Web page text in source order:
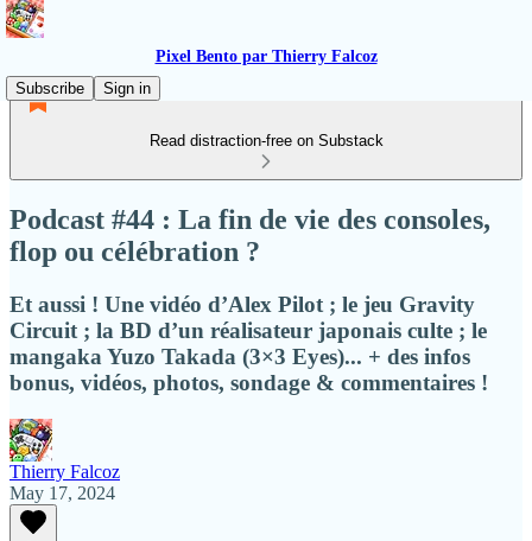
Pixel Bento par Thierry Falcoz
Subscribe
Sign in
Read distraction-free on Substack
Podcast #44 : La fin de vie des consoles,
flop ou célébration ?
Et aussi ! Une vidéo d’Alex Pilot ; le jeu Gravity
Circuit ; la BD d’un réalisateur japonais culte ; le
mangaka Yuzo Takada (3×3 Eyes)... + des infos
bonus, vidéos, photos, sondage & commentaires !
Thierry Falcoz
May 17, 2024